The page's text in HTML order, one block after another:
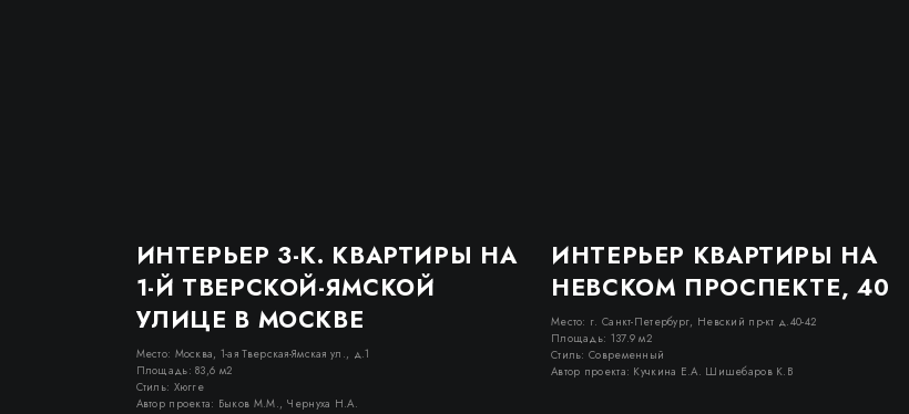
ИНТЕРЬЕР 3-К. КВАРТИРЫ НА
1-Й ТВЕРСКОЙ-ЯМСКОЙ
УЛИЦЕ В МОСКВЕ
Место: Москва, 1-ая Тверская-Ямская ул., д.1
Площадь: 83,6 м2
Стиль: Хюгге
Автор проекта: Быков М.М., Чернуха Н.А.
ИНТЕРЬЕР КВАРТИРЫ НА
НЕВСКОМ ПРОСПЕКТЕ, 40
Место: г. Санкт-Петербург, Невский пр-кт д.40-42
Площадь: 137.9 м2
Стиль: Современный
Автор проекта: Кучкина Е.А. Шишебаров К.В